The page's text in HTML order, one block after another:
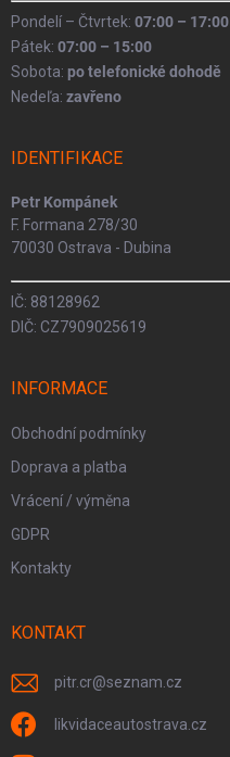
Pondelí – Čtvrtek: 07:00 – 17:00
Pátek: 07:00 – 15:00
Sobota: po telefonické dohodě
Nedeľa: zavřeno
IDENTIFIKACE
Petr Kompánek
F. Formana 278/30
70030 Ostrava - Dubina
IČ: 88128962
DIČ: CZ7909025619
INFORMACE
Obchodní podmínky
Doprava a platba
Vrácení / výměna
GDPR
Kontakty
KONTAKT
pitr.cr@seznam.cz
likvidaceautostrava.cz